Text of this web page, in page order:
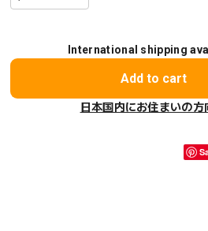
International shipping
Add to cart
日本国内にお住まいの方